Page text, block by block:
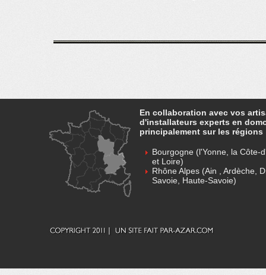
En collaboration avec vos
d'installateurs experts en
principalement sur les régions
Bourgogne (l'Yonne, la Côte-
et Loire)
Rhône Alpes (Ain , Ardèche,
Savoie, Haute-Savoie)